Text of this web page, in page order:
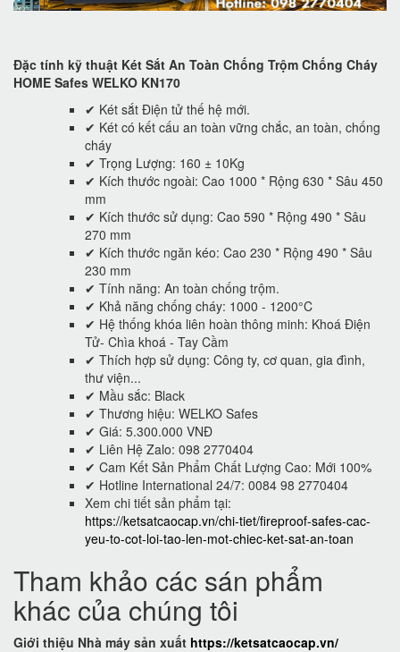
Đặc tính kỹ thuật Két Sắt An Toàn Chống Trộm Chống Cháy
HOME Safes WELKO KN170
✔ Két sắt Điện tử thế hệ mới.
✔ Két có kết cấu an toàn vững chắc, an toàn, chống
cháy
✔ Trọng Lượng: 160 ± 10Kg
✔ Kích thước ngoài: Cao 1000 * Rộng 630 * Sâu 450
mm
✔ Kích thước sử dụng: Cao 590 * Rộng 490 * Sâu
270 mm
✔ Kích thước ngăn kéo: Cao 230 * Rộng 490 * Sâu
230 mm
✔ Tính năng: An toàn chống trộm.
✔ Khả năng chống cháy: 1000 - 1200°C
✔ Hệ thống khóa liên hoàn thông minh: Khoá Điện
Tử- Chìa khoá - Tay Cầm
✔ Thích hợp sử dụng: Công ty, cơ quan, gia đình,
thư viện...
✔ Mầu sắc: Black
✔ Thương hiệu: WELKO Safes
✔ Giá: 5.300.000 VNĐ
✔ Liên Hệ Zalo: 098 2770404
✔ Cam Kết Sản Phẩm Chất Lượng Cao: Mới 100%
✔ Hotline International 24/7: 0084 98 2770404
Xem chi tiết sản phẩm tại:
https://ketsatcaocap.vn/chi-tiet/fireproof-safes-cac-
yeu-to-cot-loi-tao-len-mot-chiec-ket-sat-an-toan
Tham khảo các sán phẩm
khác của chúng tôi
Giới thiệu Nhà máy sản xuất https://ketsatcaocap.vn/